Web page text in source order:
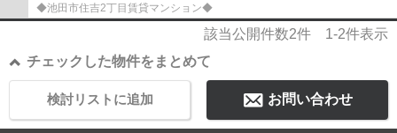
◆池田市住吉2丁目賃貸マンション◆
該当公開件数2件 1-2件表示
チェックした物件をまとめて
お問い合わせ
検討リストに追加